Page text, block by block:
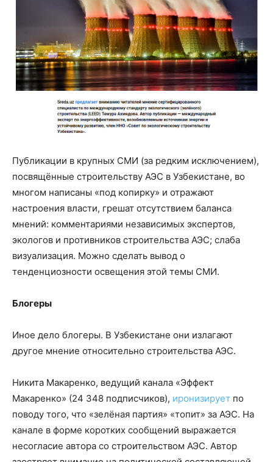
Публикации в крупных СМИ (за редким исключением),
посвящённые строительству АЭС в Узбекистане, во
многом написаны «под копирку» и отражают
настроения власти, грешат отсутствием баланса
мнений: комментариями независимых экспертов,
экологов и противников строительства АЭС; слаба
визуализация. Можно сделать вывод о
тенденциозности освещения этой темы СМИ.
Блогеры
Иное дело блогеры. В Узбекистане они излагают
другое мнение относительно строительства АЭС.
Никита Макаренко, ведущий канала «Эффект
Макаренко» (24 348 подписчиков), иронизирует по
поводу того, что «зелёная партия» «топит» за АЭС. На
канале в форме коротких сообщений выражается
несогласие автора со строительством АЭС. Автор